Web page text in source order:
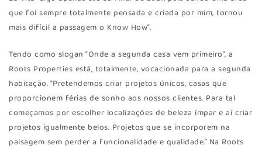
que foi sempre totalmente pensada e criada por mim, tornou
mais difícil a passagem o Know How”.
Tendo como slogan “Onde a segunda casa vem primeiro”, a
Roots Properties está, totalmente, vocacionada para a segunda
habitação. “Pretendemos criar projetos únicos, casas que
proporcionem férias de sonho aos nossos clientes. Para tal
começamos por escolher localizações de beleza ímpar e aí criar
projetos igualmente belos. Projetos que se incorporem na
paisagem sem perder a funcionalidade e qualidade.” Na Roots